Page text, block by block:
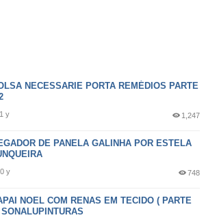
NECESSARIE PORTA REMÉDIOS PARTE
y 1,247
DE PANELA GALINHA POR ESTELA
y 748
NOEL COM RENAS EM TECIDO ( PARTE